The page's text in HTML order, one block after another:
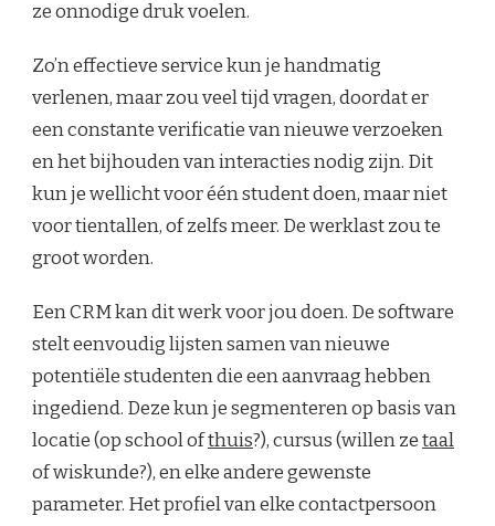
ze onnodige druk voelen.
Zo’n effectieve service kun je handmatig
verlenen, maar zou veel tijd vragen, doordat er
een constante verificatie van nieuwe verzoeken
en het bijhouden van interacties nodig zijn. Dit
kun je wellicht voor één student doen, maar niet
voor tientallen, of zelfs meer. De werklast zou te
groot worden.
Een CRM kan dit werk voor jou doen. De software
stelt eenvoudig lijsten samen van nieuwe
potentiële studenten die een aanvraag hebben
ingediend. Deze kun je segmenteren op basis van
locatie (op school ofthuis?), cursus (willen zetaal
of wiskunde?), en elke andere gewenste
parameter. Het profiel van elke contactpersoon